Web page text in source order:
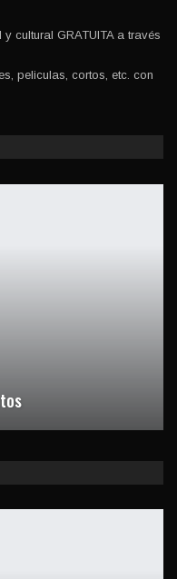
cultural GRATUITA a través
peliculas, cortos, etc. con